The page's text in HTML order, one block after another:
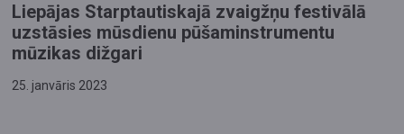
Liepājas Starptautiskajā zvaigžņu festivālā
uzstāsies mūsdienu pūšaminstrumentu
mūzikas dižgari
25. janvāris 2023